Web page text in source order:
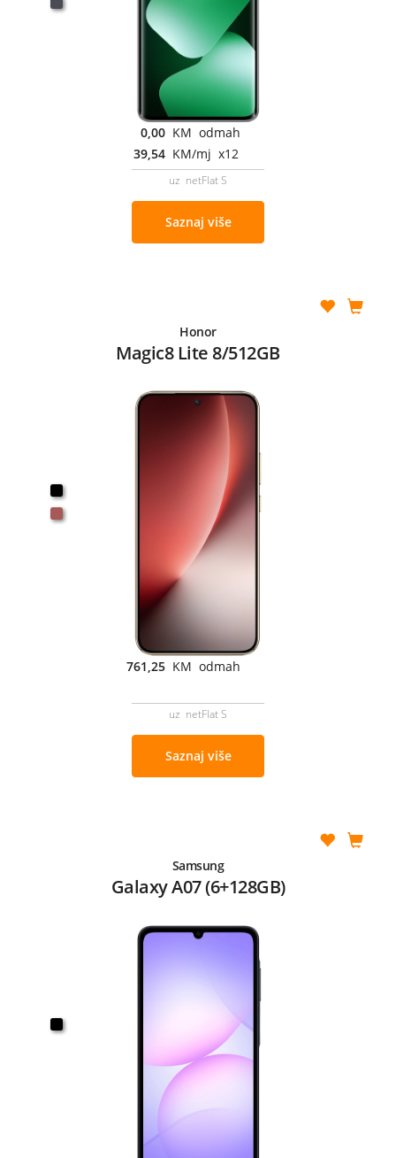
0,00 KM odmah
39,54 KM/mj x12
uz netFlat S
Saznaj više
Honor
Magic8 Lite 8/512GB
761,25 KM odmah
uz netFlat S
Saznaj više
Samsung
Galaxy A07 (6+128GB)